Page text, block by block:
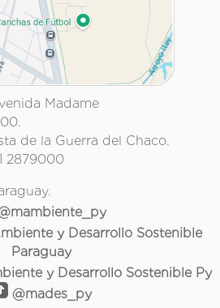
Madame
de la Guerra del Chaco.
2879000
y Desarrollo Sostenible
Paraguay
y Desarrollo Sostenible Py
@mades_py